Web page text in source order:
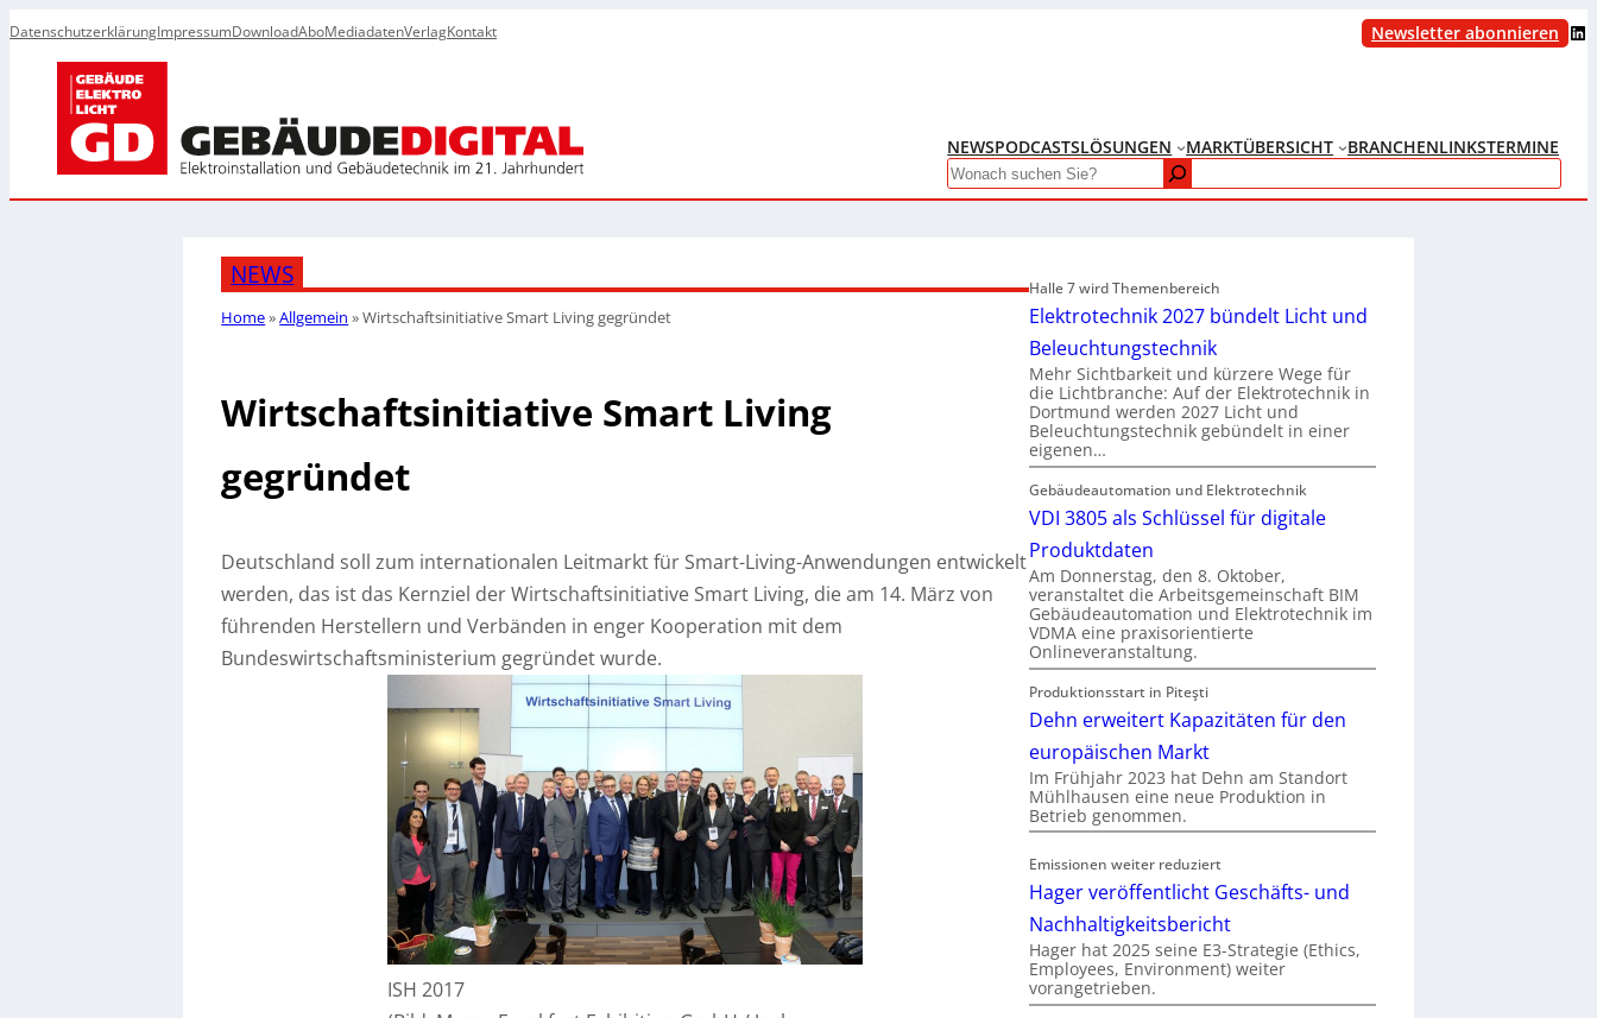
DatenschutzerklärungImpressumDownloadAboMediadatenVerlagKontakt Newsletter abonnieren LinkedIn
NEWSPODCASTSLÖSUNGEN MARKTÜBERSICHT BRANCHENLINKSTERMINE
Search
NEWS
Home»Allgemein »Wirtschaftsinitiative Smart Living gegründet
Wirtschaftsinitiative Smart Living
gegründet
Deutschland soll zum internationalen Leitmarkt für Smart-Living-Anwendungen entwickelt
werden, das ist das Kernziel der Wirtschaftsinitiative Smart Living, die am 14. März von
führenden Herstellern und Verbänden in enger Kooperation mit dem
Bundeswirtschaftsministerium gegründet wurde.
ISH 2017
Halle 7 wird Themenbereich
Elektrotechnik 2027 bündelt Licht und
Beleuchtungstechnik
Mehr Sichtbarkeit und kürzere Wege für
die Lichtbranche: Auf der Elektrotechnik in
Dortmund werden 2027 Licht und
Beleuchtungstechnik gebündelt in einer
eigenen…
Gebäudeautomation und Elektrotechnik
VDI 3805 als Schlüssel für digitale
Produktdaten
Am Donnerstag, den 8. Oktober,
veranstaltet die Arbeitsgemeinschaft BIM
Gebäudeautomation und Elektrotechnik im
VDMA eine praxisorientierte
Onlineveranstaltung.
Produktionsstart in Piteşti
Dehn erweitert Kapazitäten für den
europäischen Markt
Im Frühjahr 2023 hat Dehn am Standort
Mühlhausen eine neue Produktion in
Betrieb genommen.
Emissionen weiter reduziert
Hager veröffentlicht Geschäfts- und
Nachhaltigkeitsbericht
Hager hat 2025 seine E3-Strategie (Ethics,
Employees, Environment) weiter
vorangetrieben.